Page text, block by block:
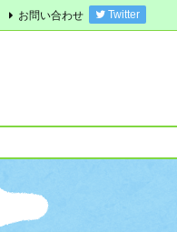
お問い合わせ Twitter